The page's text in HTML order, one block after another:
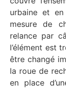
urbaine et
mesure de
relance par
l’élément est
être changé
la roue de
en place